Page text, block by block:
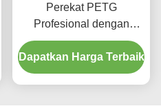
Perekat PETG
Profesional dengan
Ketangguhan Ungu yang
Ditingkatkan Filament
1.75mm Filament 3D
Dapatkan Harga Terbaik